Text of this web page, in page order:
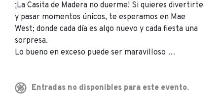
¡La Casita de Madera no duerme! Si quieres divertirte
y pasar momentos únicos, te esperamos en Mae
West; donde cada día es algo nuevo y cada fiesta una
sorpresa.
Lo bueno en exceso puede ser maravilloso …
Entradas no disponibles para este evento.